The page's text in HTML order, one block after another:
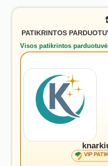
PATIKRINTOS
Visos patikrintos
VIP